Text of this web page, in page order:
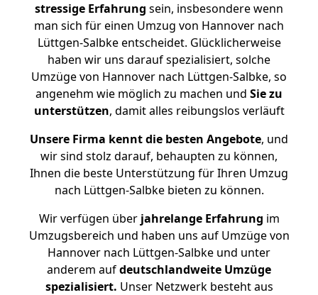
stressige Erfahrung sein, insbesondere wenn
man sich für einen Umzug von Hannover nach
Lüttgen-Salbke entscheidet. Glücklicherweise
haben wir uns darauf spezialisiert, solche
Umzüge von Hannover nach Lüttgen-Salbke, so
angenehm wie möglich zu machen und Sie zu
unterstützen, damit alles reibungslos verläuft
Unsere Firma kennt die besten Angebote, und
wir sind stolz darauf, behaupten zu können,
Ihnen die beste Unterstützung für Ihren Umzug
nach Lüttgen-Salbke bieten zu können.
Wir verfügen überjahrelange Erfahrung im
Umzugsbereich und haben uns auf Umzüge von
Hannover nach Lüttgen-Salbke und unter
anderem aufdeutschlandweite Umzüge
spezialisiert. Unser Netzwerk besteht aus